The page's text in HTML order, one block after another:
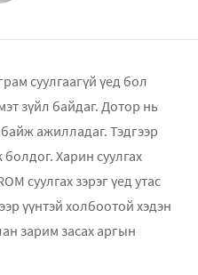
суулгаагүй үед бол
зүйл байдаг. Дотор нь
ажилладаг. Тэдгээр
Харин суулгах
суулгах зэрэг үед утас
үүнтэй холбоотой хэдэн
зарим засах аргын